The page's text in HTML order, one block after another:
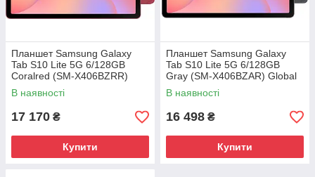
Планшет Samsung Galaxy
Tab S10 Lite 5G 6/128GB
Coralred (SM-X406BZRR)
Global version
В наявності
17 170 ₴
Купити
Планшет Samsung Galaxy
Tab S10 Lite 5G 6/128GB
Gray (SM-X406BZAR) Global
version
В наявності
16 498 ₴
Купити